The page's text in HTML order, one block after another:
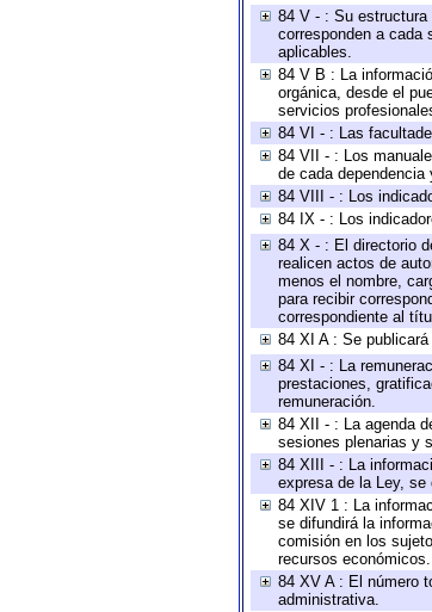
84 V - : Su estructura
corresponden a cada
aplicables.
84 V B : La
orgánica, desde el
servicios
84 VI - : Las
84 VII - : Los
de cada
84 VIII - : Los
84 IX - : Los
84 X - : El directorio
realicen actos de
menos el nombre,
para recibir
correspondiente al
84 XI A : Se
84 XI - : La
prestaciones,
remuneración.
84 XII - : La agenda
sesiones plenarias y
84 XIII - : La
expresa de la Ley, se
84 XIV 1 : La
se difundirá la
comisión en los
recursos económicos.
84 XV A : El número
administrativa.